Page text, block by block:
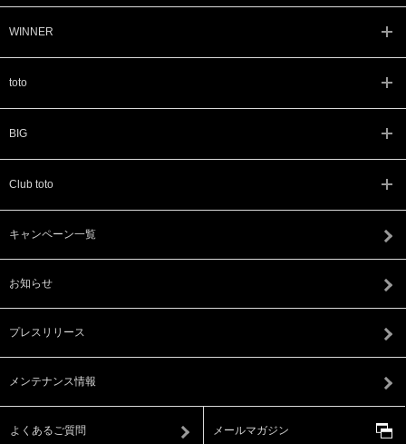
WINNER
toto
BIG
Club toto
キャンペーン一覧
お知らせ
プレスリリース
メンテナンス情報
よくあるご質問 メールマガジン